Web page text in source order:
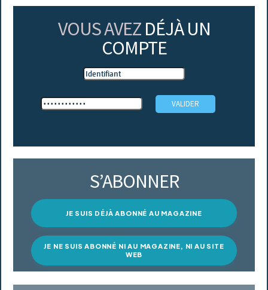
VOUS AVEZ DÉJÀ UN
COMPTE
S’ABONNER
JE SUIS DÉJÀ ABONNÉ AU MAGAZINE
JE NE SUIS ABONNÉ NI AU MAGAZINE, NI AU SITE
WEB